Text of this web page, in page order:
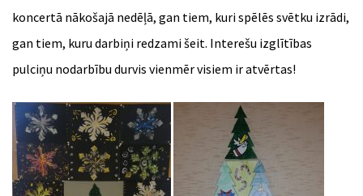
koncertā nākošajā nedēļā, gan tiem, kuri spēlēs svētku izrādi,
gan tiem, kuru darbiņi redzami šeit. Interešu izglītības
pulciņu nodarbību durvis vienmēr visiem ir atvērtas!